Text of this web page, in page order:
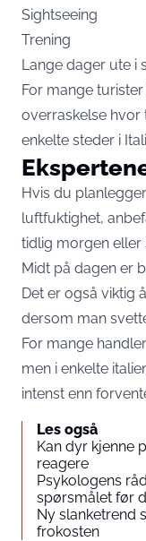
Sightseeing
Trening
Lange dager ute i
For mange
overraskelse hvor
enkelte steder i
Hvis du
luftfuktighet,
tidlig morgen eller
Midt på dagen er
Det er også viktig
dersom man
For mange
men i enkelte
intenst enn
Les også
Kan dyr kjenne
reagere
Psykologens
spørsmålet før
Ny slanketrend
frokosten